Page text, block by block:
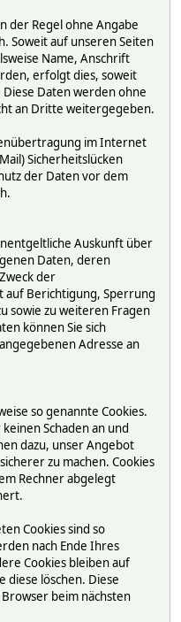
der Regel ohne Angabe
Soweit auf unseren Seiten
Name, Anschrift
erfolgt dies, soweit
Daten werden ohne
an Dritte weitergegeben.
im Internet
Sicherheitslücken
der Daten vor dem
Auskunft über
Daten, deren
der
auf Berichtigung, Sperrung
sowie zu weiteren Fragen
können Sie sich
Adresse an
so genannte Cookies.
Schaden an und
dazu, unser Angebot
zu machen. Cookies
Rechner abgelegt
Cookies sind so
nach Ende Ihres
Cookies bleiben auf
diese löschen. Diese
beim nächsten